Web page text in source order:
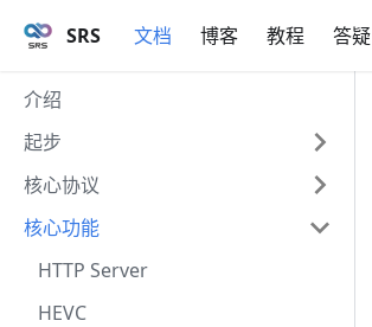
SRS 文档 博客 教程 答疑
介绍
起步
核心协议
核心功能
HTTP Server
HEVC